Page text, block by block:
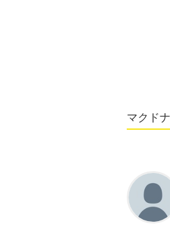
マクド